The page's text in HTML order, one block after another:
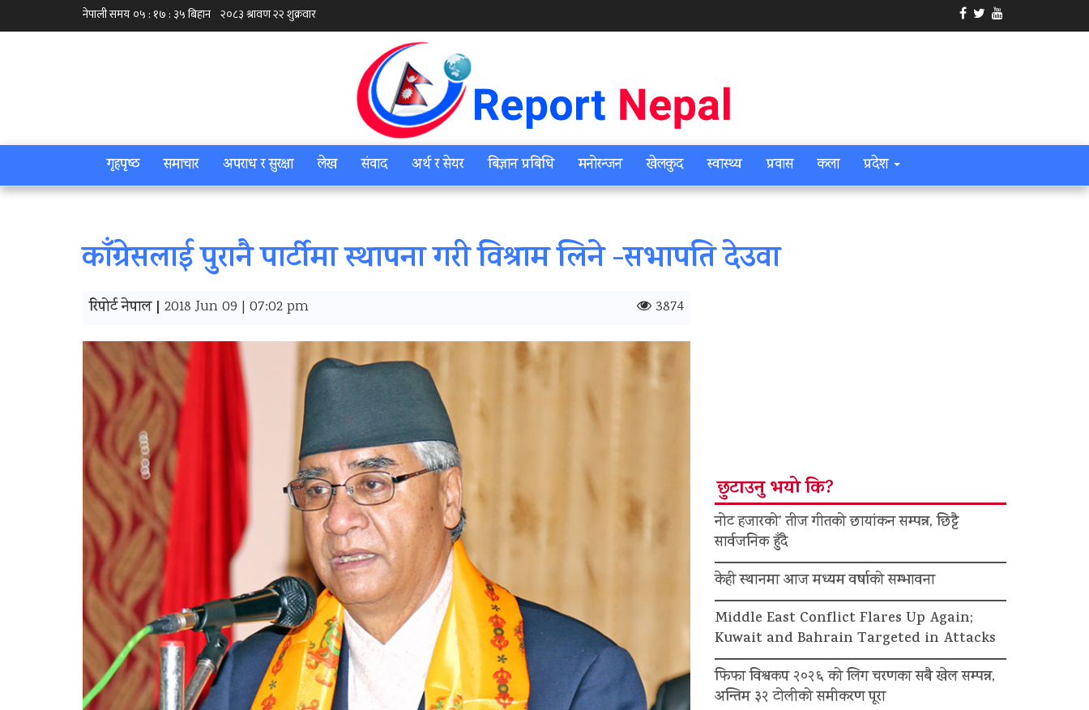
गृहपृष्‍ठ समाचार अपराध र सुरक्षा लेख संवाद अर्थ र सेयर बिज्ञान प्रबिधि मनोरन्जन खेलकुद स्वास्थ्य प्रवास कला प्रदेश
काँग्रेसलाई पुरानै पार्टीमा स्थापना गरी विश्राम लिने -सभापति देउवा
रिपोर्ट नेपाल | 2018 Jun 09 | 07:02 pm 3874
छुटाउनु भयो कि?
नोट हजारको’ तीज गीतको छायांकन सम्पन्न, छिट्टै
सार्वजनिक हुँदै
केही स्थानमा आज मध्यम वर्षाको सम्भावना
Middle East Conflict Flares Up Again;
Kuwait and Bahrain Targeted in Attacks
फिफा विश्वकप २०२६ को लिग चरणका सबै खेल सम्पन्न,
अन्तिम ३२ टोलीको समीकरण पूरा